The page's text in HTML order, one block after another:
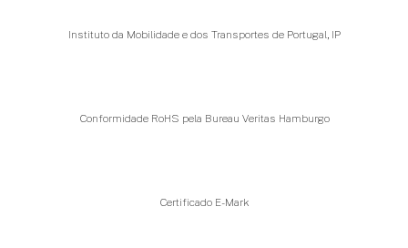
Instituto da Mobilidade e dos Transportes de Portugal, IP
Conformidade RoHS pela Bureau Veritas Hamburgo
Certificado E-Mark